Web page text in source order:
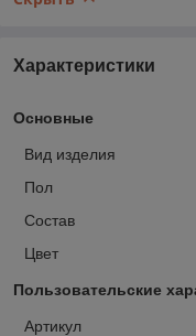
Характеристики
Основные
Вид изделия
Пол
Состав
Цвет
Пользовательские
Артикул